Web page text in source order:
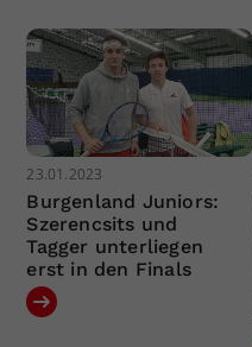
23.01.2023
Burgenland Juniors:
Szerencsits und
Tagger unterliegen
erst in den Finals